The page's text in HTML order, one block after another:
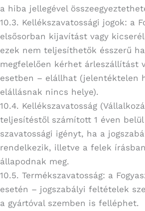
a hiba jellegével
10.3. Kellékszavatossági jogok: a
elsősorban kijavítást vagy
ezek nem teljesíthetők ésszerű
megfelelően kérhet árleszállítást
esetben – elállhat (jelentéktelen
elállásnak nincs helye).
10.4. Kellékszavatosság
teljesítéstől számított 1 éven
szavatossági igényt, ha a
rendelkezik, illetve a felek
állapodnak meg.
10.5. Termékszavatosság: a
esetén – jogszabályi feltételek
a gyártóval szemben is felléphet.